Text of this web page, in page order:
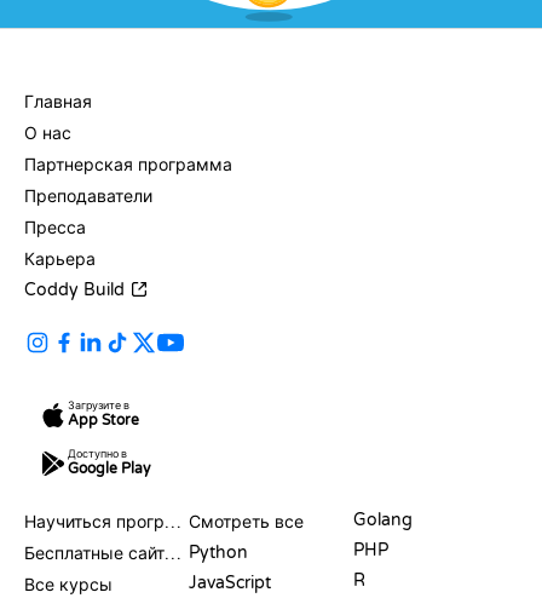
Главная
О нас
Партнерская программа
Преподаватели
Пресса
Карьера
Coddy Build
Загрузите в
App Store
Доступно в
Google Play
Научиться программировать
Бесплатные сайты для программирования
Все курсы
Смотреть все
Python
JavaScript
Golang
PHP
R